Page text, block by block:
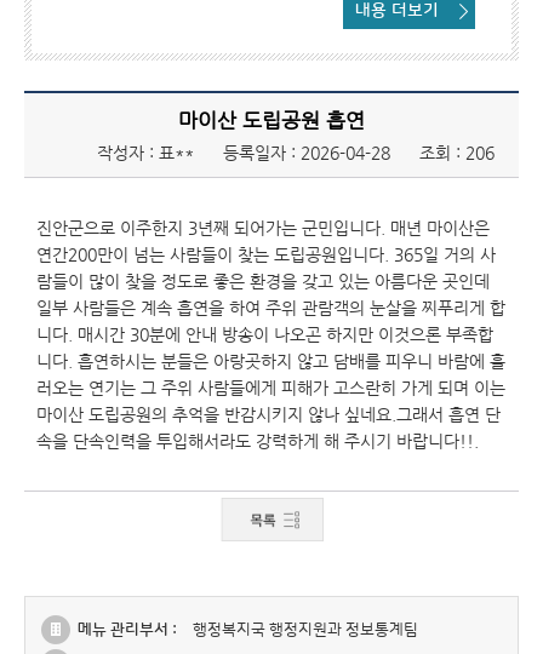
내용 더보기
마이산 도립공원 흡연
작성자 : 표** 등록일자 : 2026-04-28 조회 : 206
진안군으로 이주한지 3년째 되어가는 군민입니다. 매년 마이산은
연간200만이 넘는 사람들이 찾는 도립공원입니다. 365일 거의 사
람들이 많이 찾을 정도로 좋은 환경을 갖고 있는 아름다운 곳인데
일부 사람들은 계속 흡연을 하여 주위 관람객의 눈살을 찌푸리게 합
니다. 매시간 30분에 안내 방송이 나오곤 하지만 이것으론 부족합
니다. 흡연하시는 분들은 아랑곳하지 않고 담배를 피우니 바람에 흘
러오는 연기는 그 주위 사람들에게 피해가 고스란히 가게 되며 이는
마이산 도립공원의 추억을 반감시키지 않나 싶네요.그래서 흡연 단
속을 단속인력을 투입해서라도 강력하게 해 주시기 바랍니다!!.
메뉴 관리부서 :
행정복지국 행정지원과 정보통계팀